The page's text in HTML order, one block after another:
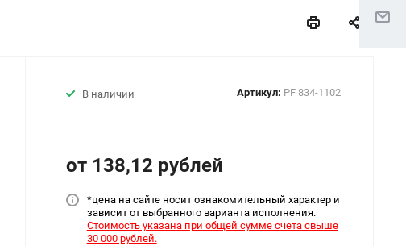
В наличии Артикул: PF 834-1102
от 138,12 рублей
*цена на сайте носит ознакомительный характер и
зависит от выбранного варианта исполнения.
Стоимость указана при общей сумме счета свыше
30 000 рублей.